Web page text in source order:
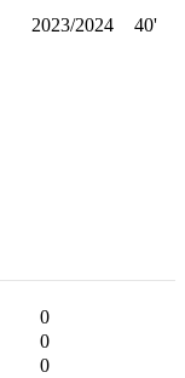
2023/2024 40'
0
0
0